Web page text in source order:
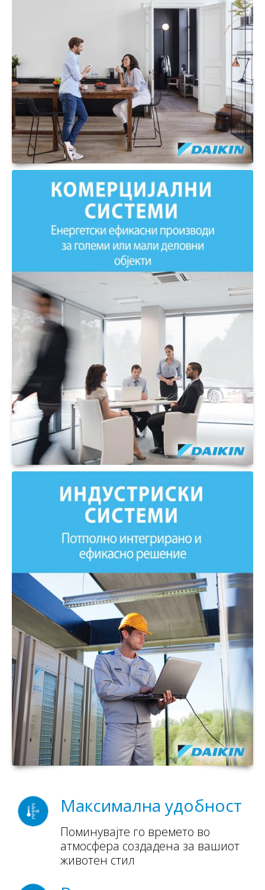
Максимална удобност
Поминувајте го времето во
атмосфера создадена за вашиот
животен стил